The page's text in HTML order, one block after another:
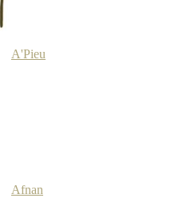
A'Pieu
Afnan